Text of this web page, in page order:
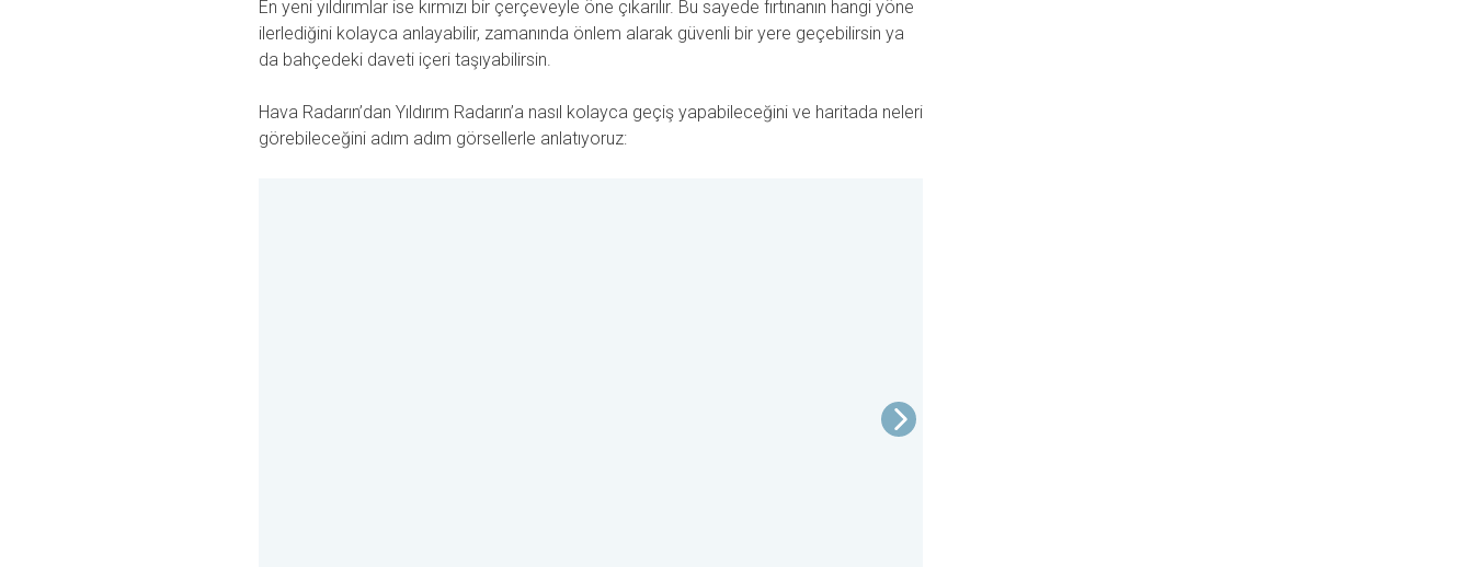
En yeni yıldırımlar ise kırmızı bir çerçeveyle öne çıkarılır. Bu sayede fırtınanın hangi yöne
ilerlediğini kolayca anlayabilir, zamanında önlem alarak güvenli bir yere geçebilirsin ya
da bahçedeki daveti içeri taşıyabilirsin.
Hava Radarın’dan Yıldırım Radarın’a nasıl kolayca geçiş yapabileceğini ve haritada neleri
görebileceğini adım adım görsellerle anlatıyoruz: